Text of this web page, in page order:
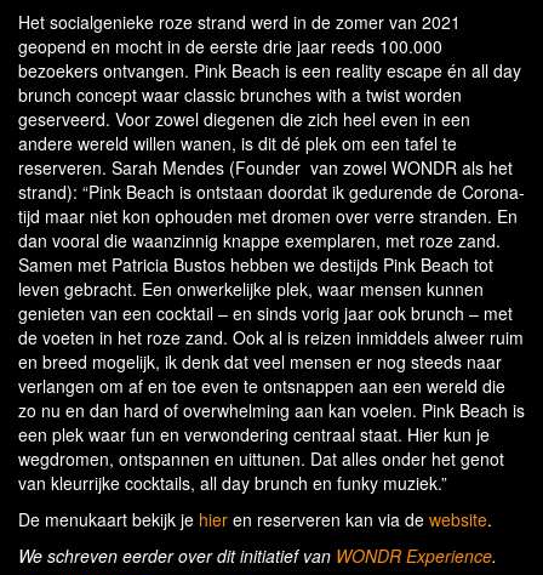
Het socialgenieke roze strand werd in de zomer van 2021
geopend en mocht in de eerste drie jaar reeds 100.000
bezoekers ontvangen. Pink Beach is een reality escape én all day
brunch concept waar classic brunches with a twist worden
geserveerd. Voor zowel diegenen die zich heel even in een
andere wereld willen wanen, is dit dé plek om een tafel te
reserveren. Sarah Mendes (Founder van zowel WONDR als het
strand): “Pink Beach is ontstaan doordat ik gedurende de Corona-
tijd maar niet kon ophouden met dromen over verre stranden. En
dan vooral die waanzinnig knappe exemplaren, met roze zand.
Samen met Patricia Bustos hebben we destijds Pink Beach tot
leven gebracht. Een onwerkelijke plek, waar mensen kunnen
genieten van een cocktail – en sinds vorig jaar ook brunch – met
de voeten in het roze zand. Ook al is reizen inmiddels alweer ruim
en breed mogelijk, ik denk dat veel mensen er nog steeds naar
verlangen om af en toe even te ontsnappen aan een wereld die
zo nu en dan hard of overwhelming aan kan voelen. Pink Beach is
een plek waar fun en verwondering centraal staat. Hier kun je
wegdromen, ontspannen en uittunen. Dat alles onder het genot
van kleurrijke cocktails, all day brunch en funky muziek.”
De menukaart bekijk je hier en reserveren kan via de website.
We schreven eerder over dit initiatief van WONDR Experience.